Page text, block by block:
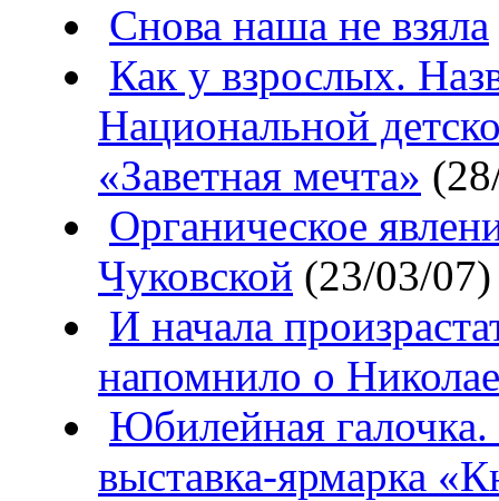
Снова наша не взяла
Как у взрослых.
Национальной
«Заветная мечта»
Органическое
Чуковской (23/03/07)
И начала
напомнило о
Юбилейная
выставка-ярмарка